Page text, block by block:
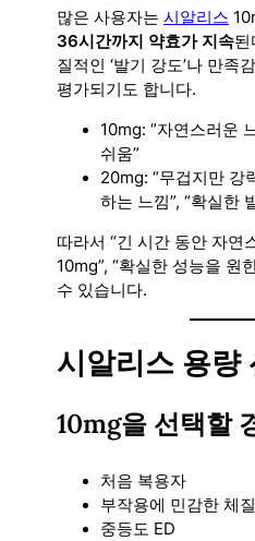
많은 사용자는 시알리스
36시간까지 약효가 지속된
질적인 ‘발기 강도’나 만족
평가되기도 합니다.
10mg: “자연스러운
쉬움”
20mg: “무겁지만 강
하는 느낌”, “확실한
따라서 “긴 시간 동안 자연
10mg”, “확실한 성능을 원
수 있습니다.
시알리스 용량
10mg을 선택할
처음 복용자
부작용에 민감한 체질
중등도 ED